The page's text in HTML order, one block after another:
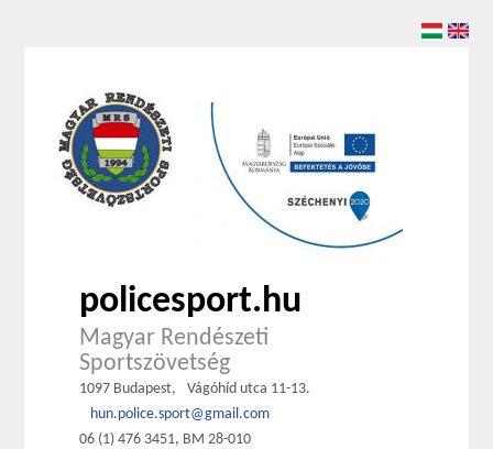
policesport.hu
Magyar Rendészeti
Sportszövetség
1097 Budapest,
Vágóhíd utca 11-13.
hun.police.sport@gmail.com
06 (1) 476 3451, BM 28-010